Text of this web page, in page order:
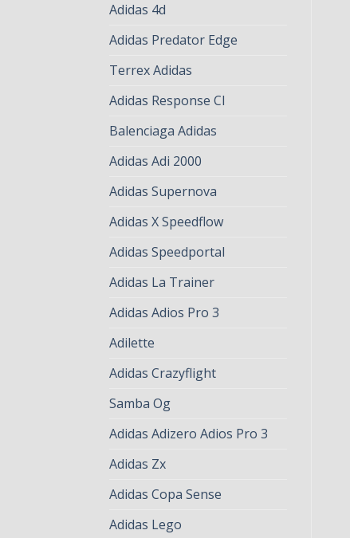
Adidas 4d
Adidas Predator Edge
Terrex Adidas
Adidas Response Cl
Balenciaga Adidas
Adidas Adi 2000
Adidas Supernova
Adidas X Speedflow
Adidas Speedportal
Adidas La Trainer
Adidas Adios Pro 3
Adilette
Adidas Crazyflight
Samba Og
Adidas Adizero Adios Pro 3
Adidas Zx
Adidas Copa Sense
Adidas Lego